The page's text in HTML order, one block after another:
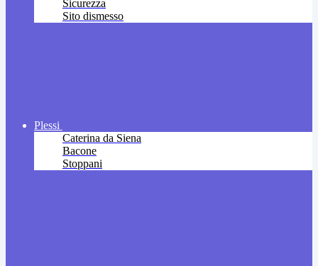
Sicurezza
Sito dismesso
Plessi
Caterina da Siena
Bacone
Stoppani